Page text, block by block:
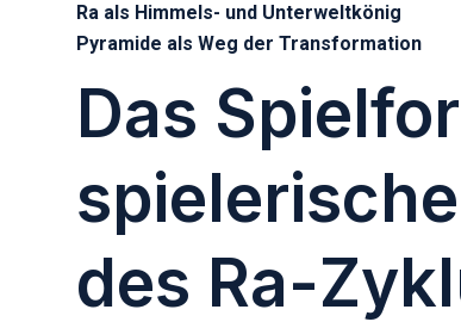
Ra als Himmels- und Unterweltkönig
Pyramide als Weg der Transformation
Das
des Ra-